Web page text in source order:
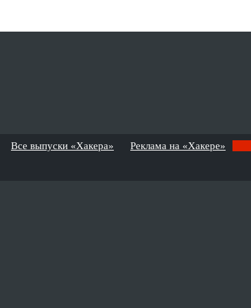
Все выпуски «Хакера» Реклама на «Хакере»